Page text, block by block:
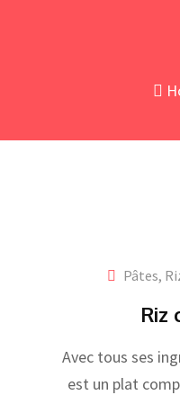
Pâtes,
Riz
Avec tous ses
est un plat